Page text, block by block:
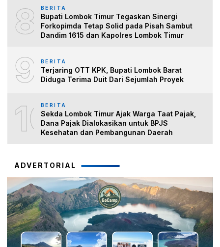
8 BERITA
Bupati Lombok Timur Tegaskan Sinergi
Forkopimda Tetap Solid pada Pisah Sambut
Dandim 1615 dan Kapolres Lombok Timur
9 BERITA
Terjaring OTT KPK, Bupati Lombok Barat
Diduga Terima Duit Dari Sejumlah Proyek
10BERITA
Sekda Lombok Timur Ajak Warga Taat Pajak,
Dana Pajak Dialokasikan untuk BPJS
Kesehatan dan Pembangunan Daerah
ADVERTORIAL